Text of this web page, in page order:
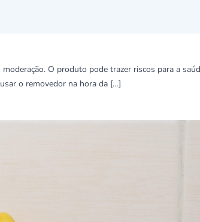
O produto pode trazer riscos para a
o removedor na hora da […]